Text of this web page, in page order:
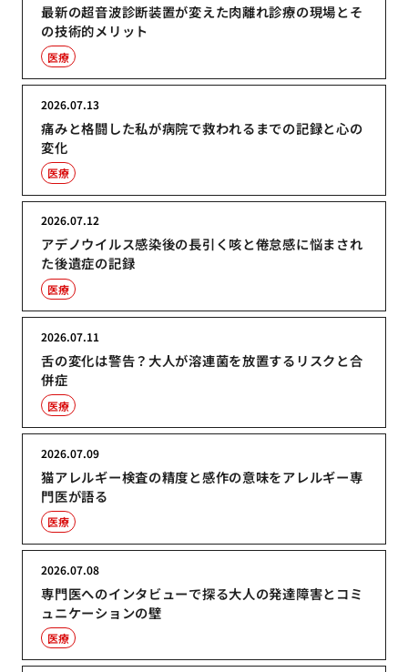
最新の超音波診断装置が変えた肉離れ診療の現場とそ
の技術的メリット
医療
痛みと格闘した私が病院で救われるまでの記録と心の
変化
2026.07.13
医療
アデノウイルス感染後の長引く咳と倦怠感に悩まされ
た後遺症の記録
2026.07.12
医療
舌の変化は警告？大人が溶連菌を放置するリスクと合
併症
2026.07.11
医療
猫アレルギー検査の精度と感作の意味をアレルギー専
門医が語る
2026.07.09
医療
専門医へのインタビューで探る大人の発達障害とコミ
ュニケーションの壁
2026.07.08
医療